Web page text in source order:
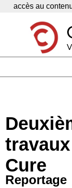
Panneau de gestion des
accès au
Economie
Services
Contacts
Cure
Reportage